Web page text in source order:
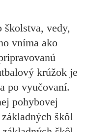
vedy,
vníma ako
krúžok je
po vyučovaní.
pohybovej
škôl